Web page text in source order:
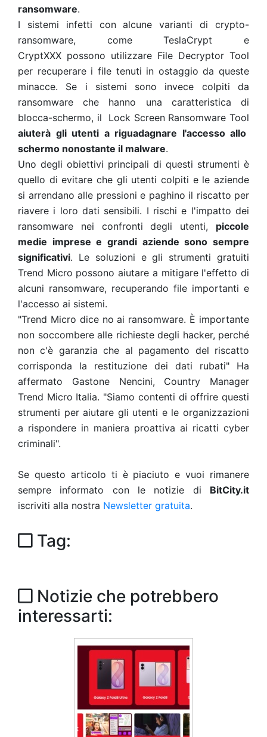
ransomware.
I sistemi infetti con alcune varianti di crypto-
ransomware, come TeslaCrypt e
CryptXXX possono utilizzare File Decryptor Tool
per recuperare i file tenuti in ostaggio da queste
minacce. Se i sistemi sono invece colpiti da
ransomware che hanno una caratteristica di
blocca-schermo, il Lock Screen Ransomware Tool
aiuterà gli utenti a riguadagnare l'accesso allo
schermo nonostante il malware.
Uno degli obiettivi principali di questi strumenti è
quello di evitare che gli utenti colpiti e le aziende
si arrendano alle pressioni e paghino il riscatto per
riavere i loro dati sensibili. I rischi e l'impatto dei
ransomware nei confronti degli utenti, piccole
medie imprese e grandi aziende sono sempre
significativi. Le soluzioni e gli strumenti gratuiti
Trend Micro possono aiutare a mitigare l'effetto di
alcuni ransomware, recuperando file importanti e
l'accesso ai sistemi.
"Trend Micro dice no ai ransomware. È importante
non soccombere alle richieste degli hacker, perché
non c'è garanzia che al pagamento del riscatto
corrisponda la restituzione dei dati rubati" Ha
affermato Gastone Nencini, Country Manager
Trend Micro Italia. "Siamo contenti di offrire questi
strumenti per aiutare gli utenti e le organizzazioni
a rispondere in maniera proattiva ai ricatti cyber
criminali".
Se questo articolo ti è piaciuto e vuoi rimanere
sempre informato con le notizie di BitCity.it
iscriviti alla nostra Newsletter gratuita.
Tag:
Notizie che potrebbero
interessarti: